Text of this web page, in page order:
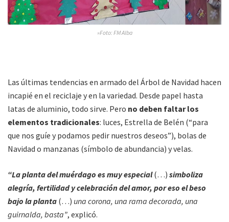
»Foto: FM Alba
Las últimas tendencias en armado del Árbol de Navidad hacen
incapié en el reciclaje y en la variedad. Desde papel hasta
latas de aluminio, todo sirve. Pero no deben faltar los
elementos tradicionales: luces, Estrella de Belén (“para
que nos guíe y podamos pedir nuestros deseos”), bolas de
Navidad o manzanas (símbolo de abundancia) y velas.
“La planta del muérdago es muy especial (…) simboliza
alegría, fertilidad y celebración del amor, por eso el beso
bajo la planta (…) una corona, una rama decorada, una
guirnalda, basta”, explicó.